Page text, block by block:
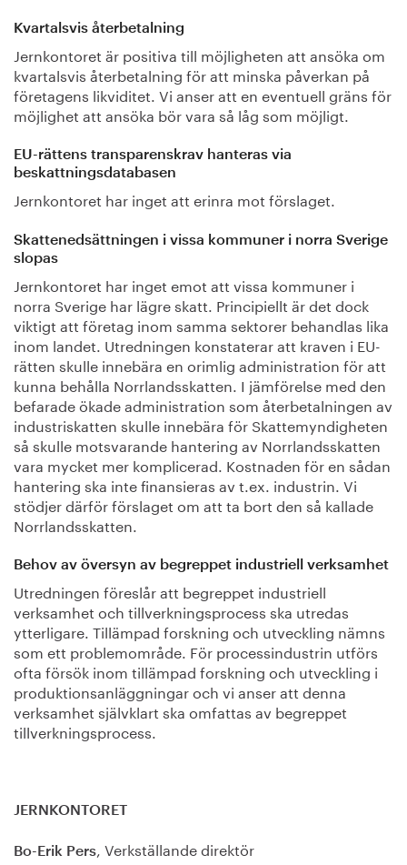
Kvartalsvis återbetalning
Jernkontoret är positiva till möjligheten att ansöka om
kvartalsvis återbetalning för att minska påverkan på
företagens likviditet. Vi anser att en eventuell gräns för
möjlighet att ansöka bör vara så låg som möjligt.
EU-rättens transparenskrav hanteras via
beskattningsdatabasen
Jernkontoret har inget att erinra mot förslaget.
Skattenedsättningen i vissa kommuner i norra Sverige
slopas
Jernkontoret har inget emot att vissa kommuner i
norra Sverige har lägre skatt. Principiellt är det dock
viktigt att företag inom samma sektorer behandlas lika
inom landet. Utredningen konstaterar att kraven i EU-
rätten skulle innebära en orimlig administration för att
kunna behålla Norrlandsskatten. I jämförelse med den
befarade ökade administration som återbetalningen av
industriskatten skulle innebära för Skattemyndigheten
så skulle motsvarande hantering av Norrlandsskatten
vara mycket mer komplicerad. Kostnaden för en sådan
hantering ska inte finansieras av t.ex. industrin. Vi
stödjer därför förslaget om att ta bort den så kallade
Norrlandsskatten.
Behov av översyn av begreppet industriell verksamhet
Utredningen föreslår att begreppet industriell
verksamhet och tillverkningsprocess ska utredas
ytterligare. Tillämpad forskning och utveckling nämns
som ett problemområde. För processindustrin utförs
ofta försök inom tillämpad forskning och utveckling i
produktionsanläggningar och vi anser att denna
verksamhet självklart ska omfattas av begreppet
tillverkningsprocess.
JERNKONTORET
Bo-Erik Pers , Verkställande direktör